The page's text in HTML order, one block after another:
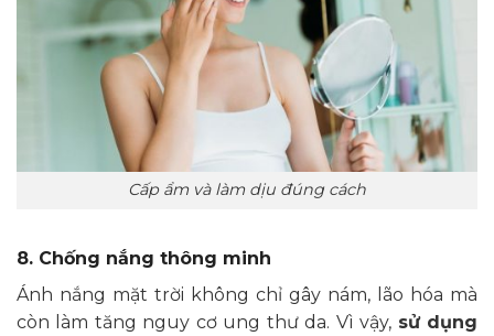
Cấp ẩm và làm dịu đúng cách
8. Chống nắng thông minh
Ánh nắng mặt trời không chỉ gây nám, lão hóa mà
còn làm tăng nguy cơ ung thư da. Vì vậy, sử dụng